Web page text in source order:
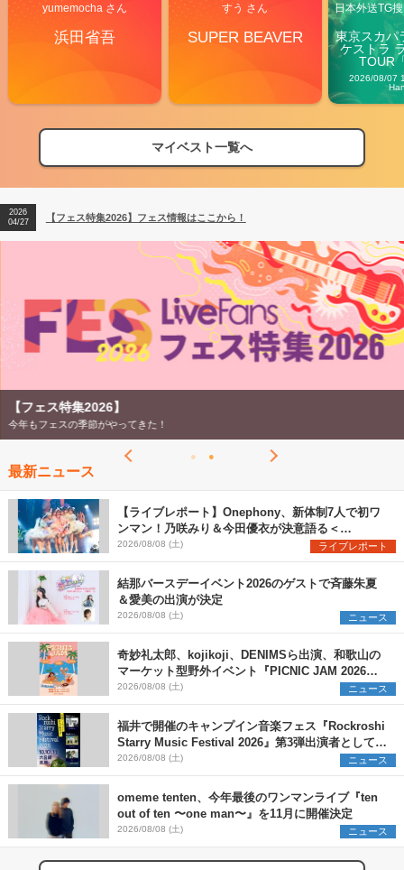
yumemocha さん
浜田省吾
すう さん
SUPER BEAVER
日本外送TG
東京スカパ
ケストラ
TOUR
2026/08/07
マイベスト一覧へ
【フェス特集2026】フェス情報はここから！
【ライブ動員ランキング】2026年上半期編発表！
2026
04/27
【フェス特集2026】フェス情報はここから！
2026
【ライブ動員ランキング】2026年上半期編発表！
【フェス特集2026】
今年もフェスの季節がやってきた！
最新ニュース
【ライブレポート】Onephony、新体制7人で初ワ
ンマン！乃咲みり＆今田優衣が決意語る＜
Onephony新体制1st Oneman Live はじまりの夏
＞
2026/08/08 (土) ライブレポート
結那バースデーイベント2026のゲストで斉藤朱夏
＆愛美の出演が決定
2026/08/08 (土) ニュース
奇妙礼太郎、kojikoji、DENIMSら出演、和歌山の
マーケット型野外イベント『PICNIC JAM 2026』
早割チケット発売開始
2026/08/08 (土) ニュース
福井で開催のキャンプイン音楽フェス『Rockroshi
Starry Music Festival 2026』第3弾出演者として
SCOOBIE DO、かりゆし58、Reiを発表
2026/08/08 (土) ニュース
omeme tenten、今年最後のワンマンライブ『ten
out of ten 〜one man〜』を11月に開催決定
2026/08/08 (土) ニュース